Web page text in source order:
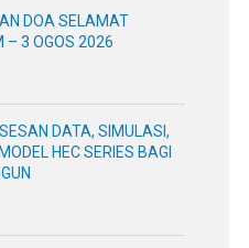
DOA SELAMAT
– 3 OGOS 2026
DATA, SIMULASI,
HEC SERIES BAGI